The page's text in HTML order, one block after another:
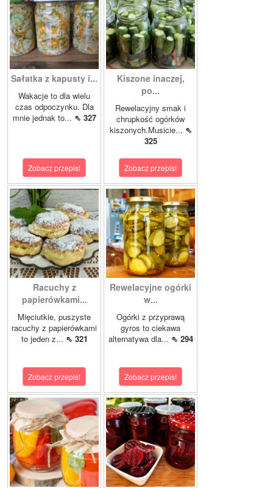
Sałatka z kapusty i...
Wakacje to dla wielu
czas odpoczynku. Dla
mnie jednak to... ⇖ 327
Zobacz przepis!
Kiszone inaczej,
po...
Rewelacyjny smak i
chrupkość ogórków
kiszonych.Musicie... ⇖
325
Zobacz przepis!
Racuchy z
papierówkami...
Mięciutkie, puszyste
racuchy z papierówkami
to jeden z... ⇖ 321
Zobacz przepis!
Rewelacyjne ogórki
w...
Ogórki z przyprawą
gyros to ciekawa
alternatywa dla... ⇖ 294
Zobacz przepis!